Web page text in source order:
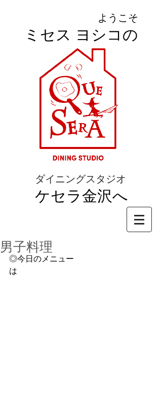
ようこそ
ミセス ヨシコの
ダイニングスタジオ
ケセラ金沢へ
男子料理
◎今日のメニュー
は